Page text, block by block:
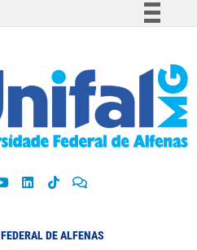
Participe
Acesso à informação
Legislação
DE ALFENAS